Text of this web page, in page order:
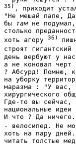
35) , приходит
"Не мешай папе,
бы
там не
столько
хоть агору 36)
строят гигантский
день вербуют у
а не коновал черт
? Абсурд! Помню,
на уборку
маразма : "У вас,
хирургического
Где-то вы сейчас,
национальные
И что ? Да
- велосипед. Не
хоть на пару
читать толстые